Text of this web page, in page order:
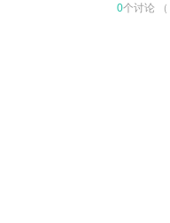
0个讨论 （